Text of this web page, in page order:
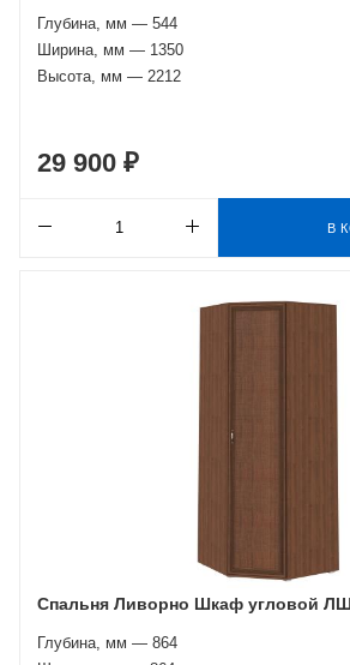
Глубина, мм — 544
Ширина, мм — 1350
Высота, мм — 2212
29 900 ₽
В
Спальня Ливорно Шкаф угловой
Глубина, мм — 864